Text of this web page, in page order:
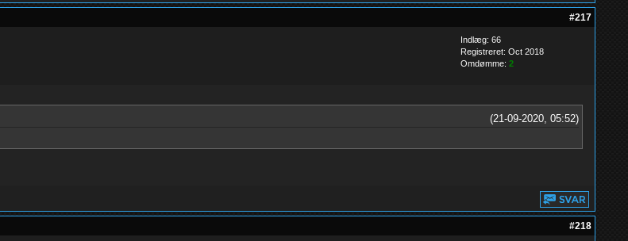
#217
Indlæg: 66
Registreret: Oct 2018
Omdømme: 2
(21-09-2020, 05:52)
#218